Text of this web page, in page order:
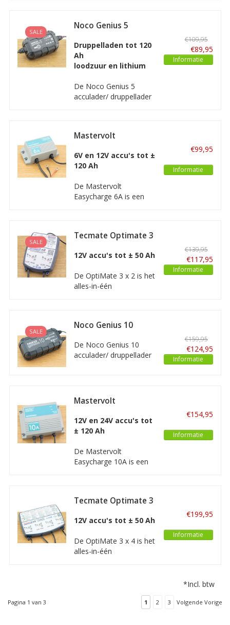
Select voert zaken als
tests en optimaal
onderhoud automatisch
uit.
SALE
Noco Genius 5
Druppellader
Druppelladen tot 120
Ah
loodzuur en lithium
De Noco Genius 5
acculader/ druppellader
accu’s van 10Ah tot en
is geschikt voor alle
soorten loodzuur accu's
accu's.
€109,95
€89,95
Informatie
Mastervolt
6V en 12V accu's tot ±
120 Ah
De Mastervolt
Easycharge 6A is een
het laden en
druppelladen van 12V
ongeveer 120Ah.
€99,95
Informatie
SALE
Tecmate Optimate 3
12V accu's tot ± 50 Ah
De OptiMate 3 x 2 is het
alles-in-één
laden, tests en optimaal
automatisch uitgevoerd.
Met de Optimate 3 x 2
€139,95
€117,95
Informatie
SALE
Noco Genius 10
Druppellader
De Noco Genius 10
acculader/ druppellader
accu’s van 40Ah tot en
met 230Ah. De Genius
10 is geschikt voor alle
soorten loodzuur accu's
accu's.
€159,95
€124,95
Informatie
Mastervolt
12V en 24V accu's tot
± 120 Ah
De Mastervolt
Easycharge 10A is een
het laden en
druppelladen van 12V en
ongeveer 120Ah.
€154,95
Informatie
Tecmate Optimate 3
12V accu's tot ± 50 Ah
De OptiMate 3 x 4 is het
alles-in-één
€199,95
Informatie
*Incl. btw
Pagina 1 van 3 1 2 3 Volgende Vorige